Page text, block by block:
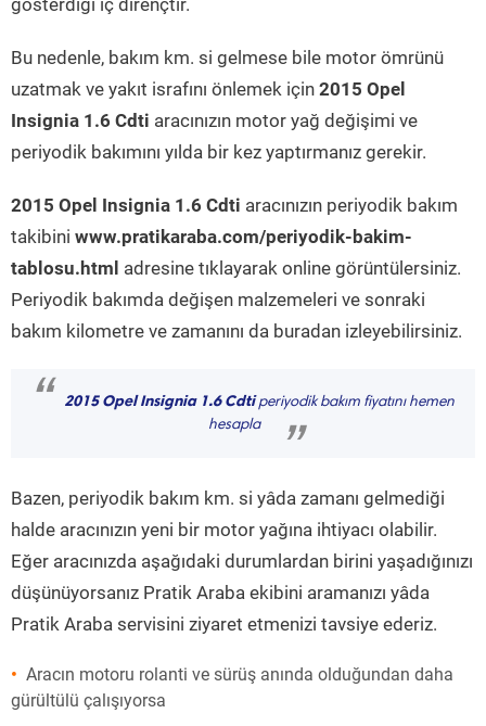
gösterdiği iç dirençtir.
Bu nedenle, bakım km. si gelmese bile motor ömrünü
uzatmak ve yakıt israfını önlemek için 2015 Opel
Insignia 1.6 Cdti aracınızın motor yağ değişimi ve
periyodik bakımını yılda bir kez yaptırmanız gerekir.
2015 Opel Insignia 1.6 Cdti aracınızın periyodik bakım
takibini www.pratikaraba.com/periyodik-bakim-
tablosu.html adresine tıklayarak online görüntülersiniz.
Periyodik bakımda değişen malzemeleri ve sonraki
bakım kilometre ve zamanını da buradan izleyebilirsiniz.
“ 2015 Opel Insignia 1.6 Cdtiperiyodik bakım fiyatını hemen
hesapla
”
Bazen, periyodik bakım km. si yâda zamanı gelmediği
halde aracınızın yeni bir motor yağına ihtiyacı olabilir.
Eğer aracınızda aşağıdaki durumlardan birini yaşadığınızı
düşünüyorsanız Pratik Araba ekibini aramanızı yâda
Pratik Araba servisini ziyaret etmenizi tavsiye ederiz.
Aracın motoru rolanti ve sürüş anında olduğundan daha
gürültülü çalışıyorsa